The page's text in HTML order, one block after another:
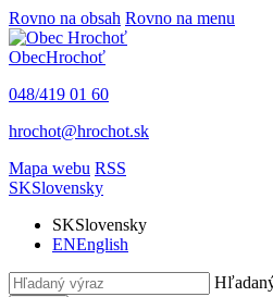
Rovno na obsah Rovno na menu
ObecHrochoť
048/419 01 60
hrochot@hrochot.sk
Mapa webu RSS
SKSlovensky
SKSlovensky
ENEnglish